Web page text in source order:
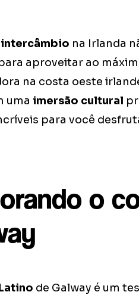
intercâmbio na Irlanda
aproveitar ao
na costa oeste
uma imersão cultural
para você
o
de Galway é um